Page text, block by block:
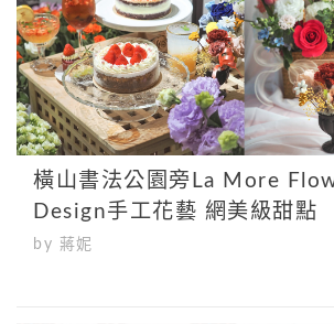
橫山書法公園旁La More
Design手工花藝 網美級甜點
by 蔣妮